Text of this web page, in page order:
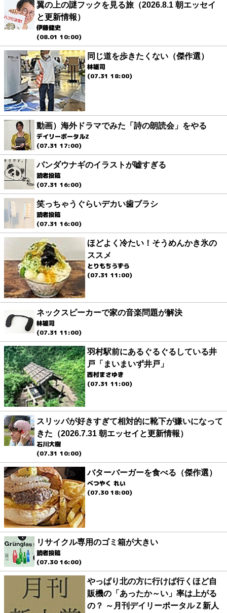
翼の上の謎フックを見る旅（2026.8.1 朝エッセイ
と更新情報）
伊藤健史
(08.01 10:00)
同じ道を歩きたくない（傑作選）
林雄司
(07.31 18:00)
動画）海外ドラマでみた「詩の朗読会」をやる
デイリーポータルZ
(07.31 17:00)
パンダウナギのイラストが嘘すぎる
読者投稿
(07.31 16:00)
笑っちゃうぐらいデカい歯ブラシ
読者投稿
(07.31 16:00)
ほどよく冷たい！そうめんかき氷の
ススメ
とりもちうずら
(07.31 11:00)
ネックスピーカーで家の音楽問題が解決
林雄司
(07.31 11:00)
羽村駅前にあるぐるぐるしている井
戸「まいまいず井戸」
西村まさゆき
(07.31 11:00)
スリッパが好きすぎて相対的に靴下が嫌いになって
きた（2026.7.31 朝エッセイと更新情報）
石川大樹
(07.31 10:00)
バターバーガーを食べる（傑作選）
べつやく れい
(07.30 18:00)
リサイクル専用のゴミ箱が大きい
読者投稿
(07.30 16:00)
やっぱり北の方に行けば行くほど自
販機の「あったか～い」率は上がる
の？ ～月刊デイリーポータルＺ新人